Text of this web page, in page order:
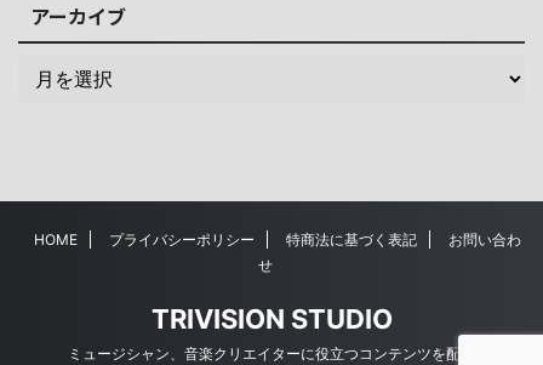
アーカイブ
HOME プライバシーポリシー 特商法に基づく表記
お問い合わ
せ
TRIVISION STUDIO
ミュージシャン、音楽クリエイターに役立つコンテンツを配信